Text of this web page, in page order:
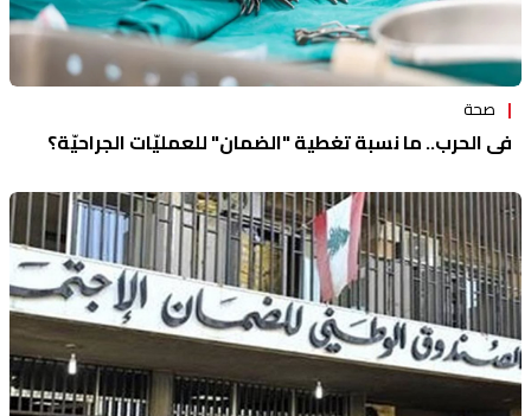
صحة
في الحرب.. ما نسبة تغطية "الضمان" للعمليّات الجراحيّة؟